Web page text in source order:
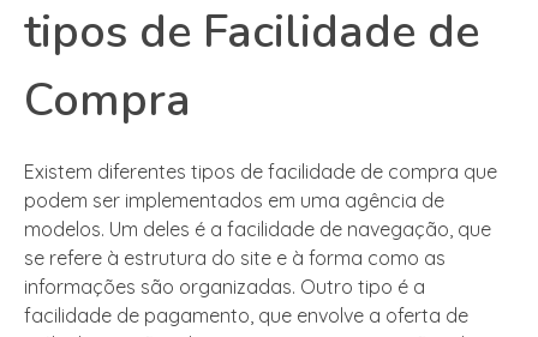
tipos de Facilidade de
Compra
Existem diferentes tipos de facilidade de compra que
podem ser implementados em uma agência de
modelos. Um deles é a facilidade de navegação, que
se refere à estrutura do site e à forma como as
informações são organizadas. Outro tipo é a
facilidade de pagamento, que envolve a oferta de